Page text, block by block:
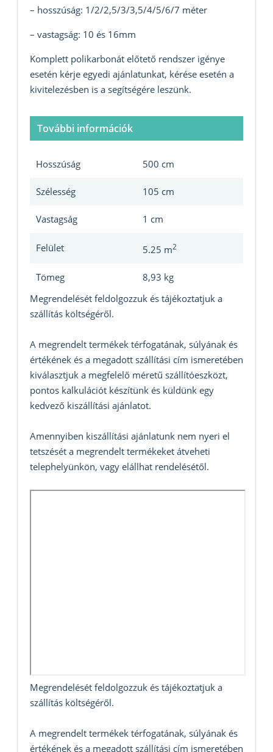
– hosszúság: 1/2/2,5/3/3,5/4/5/6/7 méter
– vastagság: 10 és 16mm
Komplett polikarbonát előtető rendszer igénye
esetén kérje egyedi ajánlatunkat, kérése esetén a
kivitelezésben is a segítségére leszünk.
További információk
Hosszúság 500 cm
Szélesség 105 cm
Vastagság 1 cm
Felület 5.25 m2
Tömeg
8,93 kg
Megrendelését feldolgozzuk és tájékoztatjuk a
szállítás költségéről.
A megrendelt termékek térfogatának, súlyának és
értékének és a megadott szállítási cím ismeretében
kiválasztjuk a megfelelő méretű szállítóeszközt,
pontos kalkulációt készítünk és küldünk egy
kedvező kiszállítási ajánlatot.
Amennyiben kiszállítási ajánlatunk nem nyeri el
tetszését a megrendelt termékeket átveheti
telephelyünkön, vagy elállhat rendelésétől.
Megrendelését feldolgozzuk és tájékoztatjuk a
szállítás költségéről.
A megrendelt termékek térfogatának, súlyának és
értékének és a megadott szállítási cím ismeretében